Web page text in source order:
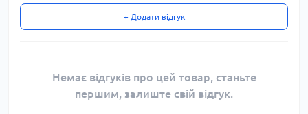
+ Додати відгук
Немає відгуків про цей товар, станьте
першим, залиште свій відгук.